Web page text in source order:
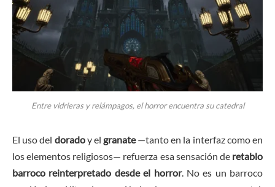
Entre vidrieras y relámpagos, el horror encuentra su catedral
El uso del doradoy el granate—tanto en la interfaz como en
los elementos religiosos— refuerza esa sensación deretablo
barroco reinterpretado desde el horror. No es un barroco